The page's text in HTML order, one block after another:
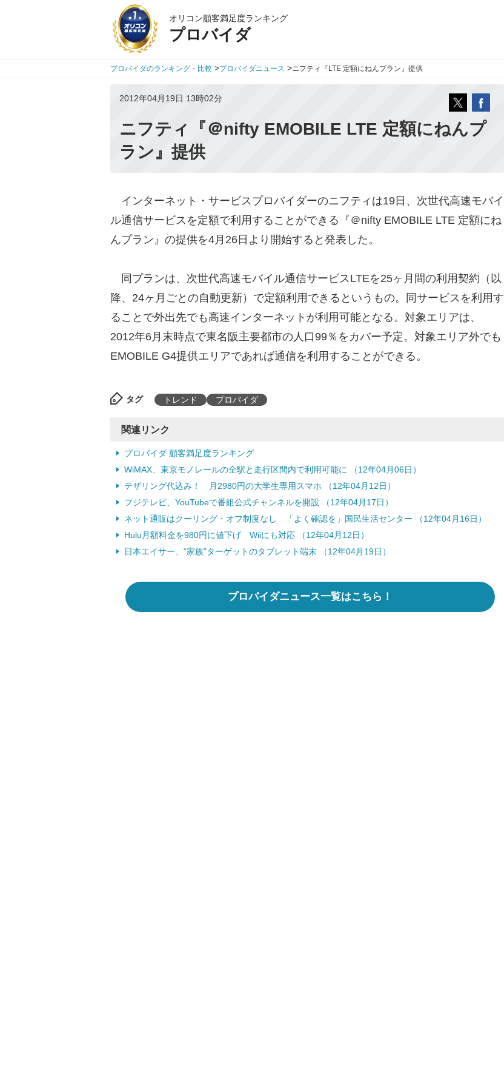
オリコン顧客満足度ランキング
プロバイダ
プロバイダのランキング・比較 >プロバイダニュース >ニフティ『LTE 定額にねんプラン』提供
2012年04月19日 13時02分
ニフティ『＠nifty EMOBILE LTE 定額にねんプ
ラン』提供
インターネット・サービスプロバイダーのニフティは19日、次世代高速モバイ
ル通信サービスを定額で利用することができる『＠nifty EMOBILE LTE 定額にね
んプラン』の提供を4月26日より開始すると発表した。
同プランは、次世代高速モバイル通信サービスLTEを25ヶ月間の利用契約（以
降、24ヶ月ごとの自動更新）で定額利用できるというもの。同サービスを利用す
ることで外出先でも高速インターネットが利用可能となる。対象エリアは、
2012年6月末時点で東名阪主要都市の人口99％をカバー予定。対象エリア外でも
EMOBILE G4提供エリアであれば通信を利用することができる。
タグ トレンド プロバイダ
関連リンク
プロバイダ 顧客満足度ランキング
WiMAX、東京モノレールの全駅と走行区間内で利用可能に （12年04月06日）
テザリング代込み！ 月2980円の大学生専用スマホ （12年04月12日）
フジテレビ、YouTubeで番組公式チャンネルを開設 （12年04月17日）
ネット通販はクーリング・オフ制度なし 「よく確認を」国民生活センター （12年04月16日）
Hulu月額料金を980円に値下げ Wiiにも対応 （12年04月12日）
日本エイサー、“家族”ターゲットのタブレット端末 （12年04月19日）
プロバイダニュース一覧はこちら！